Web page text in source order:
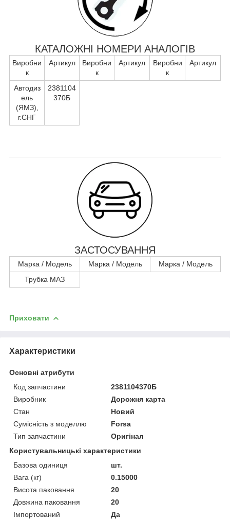
КАТАЛОЖНІ НОМЕРИ АНАЛОГІВ
Виробни
к
Артикул
Виробни
к
Артикул
Виробни
к
Артикул
Автодиз
ель
(ЯМЗ),
г.СНГ
2381104
370Б
ЗАСТОСУВАННЯ
Марка / Модель Марка / Модель
Марка / Модель
Трубка МАЗ
Приховати
Характеристики
Основні атрибути
Код запчастини
2381104370Б
Виробник
Дорожня карта
Стан
Новий
Сумісність з моделлю
Forsa
Тип запчастини
Оригінал
Користувальницькі характеристики
Базова одиниця
шт.
Вага (кг)
0.15000
Висота паковання
20
Довжина паковання
20
Імпортований
Да